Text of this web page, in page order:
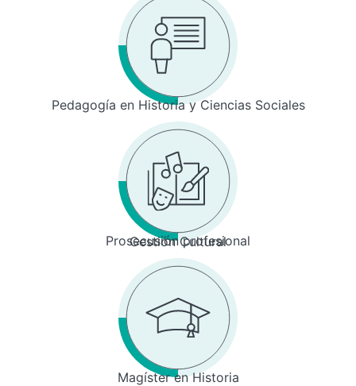
Pedagogía en Historia y Ciencias Sociales
Prosecusión profesional
Gestión Cultural
Magíster en Historia